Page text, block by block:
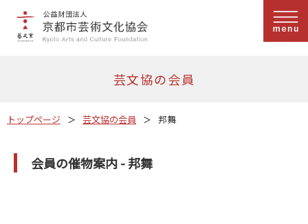
芸文協の会員
トップページ 芸文協の会員 邦舞
会員の催物案内 - 邦舞